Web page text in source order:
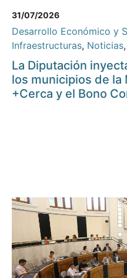
31/07/2026
Desarrollo Económico y
Infraestructuras, Noticias,
La Diputación
los municipios de la
+Cerca y el Bono